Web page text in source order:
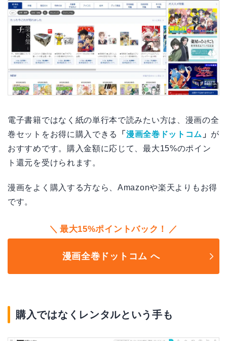
電子書籍ではなく紙の単行本で読みたい方は、漫画の全
巻セットをお得に購入できる
「 漫画全巻ドットコム 」 が
おすすめです。購入金額に応じて、最大15%のポイン
ト還元を受けられます。
漫画をよく購入する方なら、Amazonや楽天よりもお得
です。
最大15%ポイントバック！
漫画全巻ドットコム へ
購入ではなくレンタルという手も